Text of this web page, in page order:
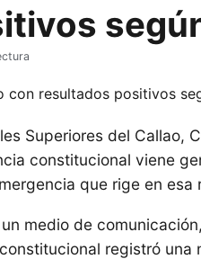
Superiores del Callao,
constitucional viene
que rige en esa
medio de
registró una